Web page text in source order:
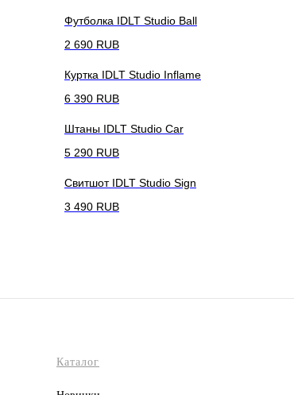
Футболка IDLT Studio Ball
2 690 RUB
Куртка IDLT Studio Inflame
6 390 RUB
Штаны IDLT Studio Car
5 290 RUB
Свитшот IDLT Studio Sign
3 490 RUB
Каталог